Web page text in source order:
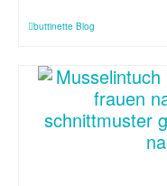
buttinette Blog